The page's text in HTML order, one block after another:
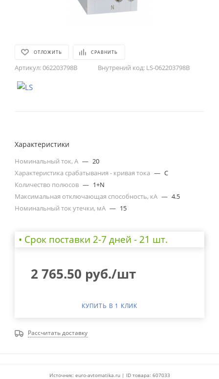
ОТЛОЖИТЬ СРАВНИТЬ
Артикул:062203798B Внутрений код: LS-062203798B
Характеристики
Номинальный ток, А — 20
Характеристика срабатывания - кривая тока — C
Количество полюсов — 1+N
Максимальная отключающая способность, кА — 4.5
Номинальный ток утечки, мА — 15
• Cрок поставки 2-7 дней - 21 шт.
2 765.50 руб./шт
КУПИТЬ В 1 КЛИК
Рассчитать доставку
Источник: euro-avtomatika.ru | ID товара: 607033